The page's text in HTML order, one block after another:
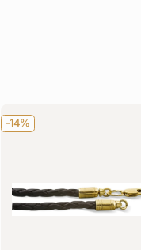
-14%